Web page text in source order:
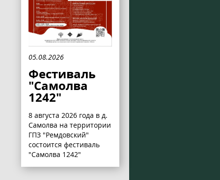
05.08.2026
Фестиваль
"Самолва
1242"
8 августа 2026 года в д.
Самолва на территории
ГПЗ "Ремдовский"
состоится фестиваль
"Самолва 1242"